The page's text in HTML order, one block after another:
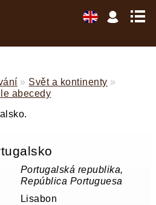
» Svět a kontinenty »
abecedy
Portugalská republika,
República Portuguesa
Lisabon